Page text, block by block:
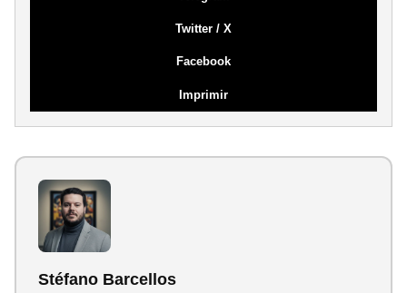
Twitter / X
Facebook
Imprimir
Stéfano Barcellos